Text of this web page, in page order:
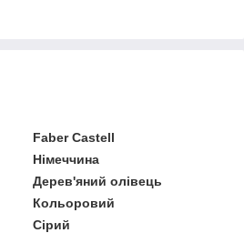
Faber Castell
Німеччина
Дерев'яний олівець
Кольоровий
Сірий